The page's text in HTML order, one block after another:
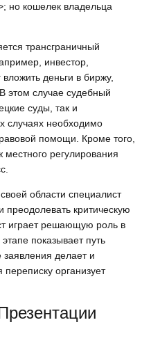
но кошелек владельца
трансграничный
инвестор,
деньги в биржу,
этом случае судебный
суды, так и
случаях необходимо
помощи. Кроме того,
местного регулирования
области специалист
преодолевать критическую
играет решающую роль в
показывает путь
заявления делает и
организует